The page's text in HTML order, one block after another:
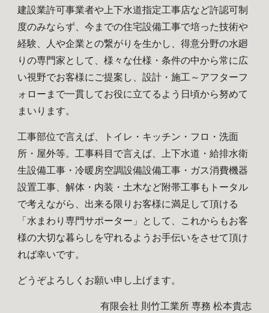
建設業許可事業者や上下水道指定工事店など許認可制
度のみならず、今までの住宅設備工事で培った技術や
経験、人や企業との繋がりを生かし、得意分野の水廻
りの専門家として、様々な仕様・条件の中から常に広
い視野でお客様にご提案し、設計・施工～アフターフ
ォローまで一貫してお役に立てるよう日頃から努めて
まいります。
工事部位で言えば、トイレ・キッチン・フロ・洗面
所・屋外等。工事科目で言えば、上下水道・給排水衛
生設備工事・冷暖房空調設備設備工事・ガス消費機器
設置工事、解体・内装・土木など附帯工事もトータル
で考えながら、出来る限りお客様に満足して頂ける
「水まわり専門サポーター」として、これからもお客
様の大切な暮らしを守れるようお手伝いをさせて頂け
れば幸いです。
どうぞよろしくお願い申し上げます。
有限会社 則竹工業所 専務 松本貴志